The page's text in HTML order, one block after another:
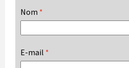
Nom *
E-mail *